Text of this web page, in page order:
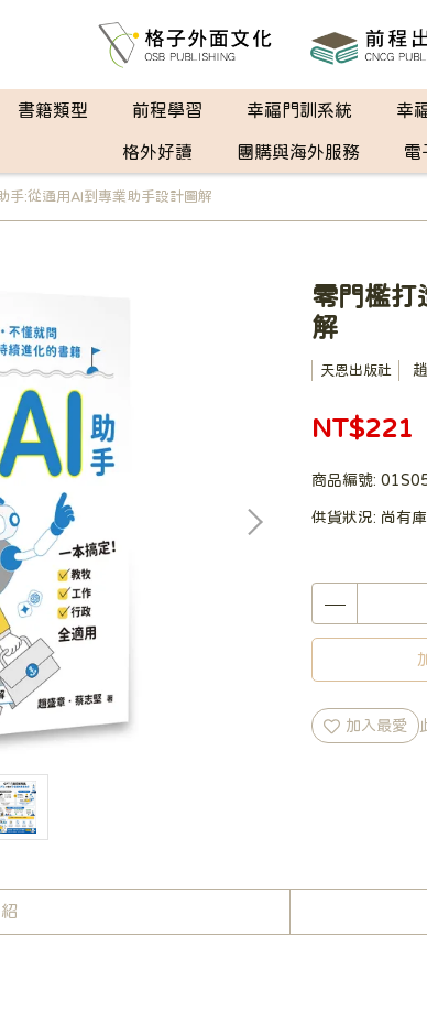
書籍類型 前程學習 幸福門訓系統 幸
格外好讀 團購與海外服務 電
手:從通用AI到專業助手設計圖解
零門檻打
解
天恩出版社
NT$221
商品編號:
供貨狀況: 尚有
加入最愛